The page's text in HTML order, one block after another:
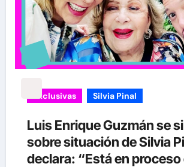
Exclusivas Silvia Pinal
Luis Enrique Guzmán se
sobre situación de Silvia
declara: “Está en